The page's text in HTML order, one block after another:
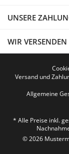
UNSERE
WIR
Versand und
Allgemeine
* Alle Preise inkl.
© 2026